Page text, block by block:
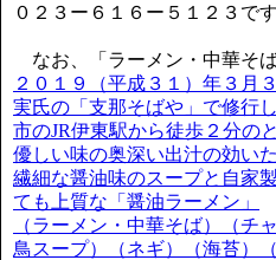
０２３ー６１６ー５１２３です
なお、「ラーメン・中華そば
２０１９（平成３１）年３月
実氏の「支那そばや」で修行
市のJR伊東駅から徒歩２分の
優しい味の奥深い出汁の効い
繊細な醤油味のスープと自家
ても上質な「醤油ラーメン」
（ラーメン・中華そば）（チ
鳥スープ）（ネギ）（海苔）